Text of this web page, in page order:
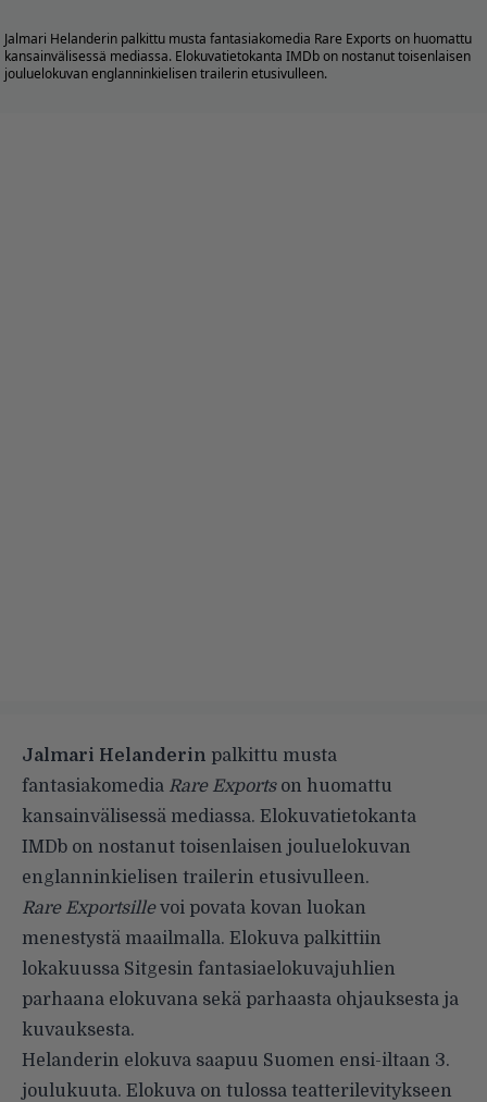
Jalmari Helanderin palkittu musta fantasiakomedia Rare Exports on huomattu
kansainvälisessä mediassa. Elokuvatietokanta IMDb on nostanut toisenlaisen
jouluelokuvan englanninkielisen trailerin etusivulleen.
Jalmari Helanderin palkittu musta
fantasiakomedia Rare Exports on huomattu
kansainvälisessä mediassa. Elokuvatietokanta
IMDb on nostanut toisenlaisen jouluelokuvan
englanninkielisen trailerin etusivulleen.
Rare Exportsillevoi povata kovan luokan
menestystä maailmalla. Elokuva palkittiin
lokakuussa Sitgesin fantasiaelokuvajuhlien
parhaana elokuvana sekä parhaasta ohjauksesta ja
kuvauksesta.
Helanderin elokuva saapuu Suomen ensi-iltaan 3.
joulukuuta. Elokuva on tulossa teatterilevitykseen